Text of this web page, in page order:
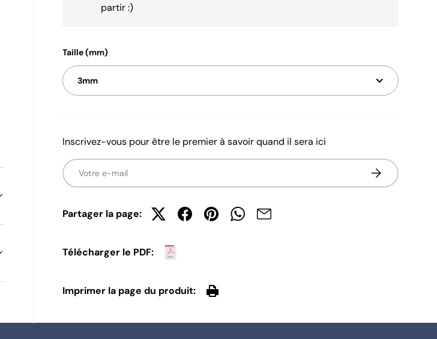
partir :)
Taille (mm)
3mm
Inscrivez-vous pour être le premier à savoir quand il sera ici
E-mail S’inscrire
Partager la page:
Télécharger le PDF:
Imprimer la page du produit: